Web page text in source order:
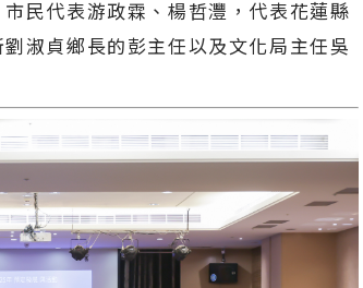
民代表游政霖、楊哲灃，代表花蓮縣
淑貞鄉長的彭主任以及文化局主任吳